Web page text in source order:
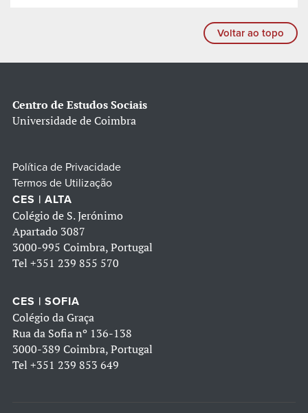
Voltar ao topo
Centro de Estudos Sociais
Universidade de Coimbra
Política de Privacidade
Termos de Utilização
CES | ALTA
Colégio de S. Jerónimo
Apartado 3087
3000-995 Coimbra, Portugal
Tel +351 239 855 570
CES | SOFIA
Colégio da Graça
Rua da Sofia nº 136-138
3000-389 Coimbra, Portugal
Tel +351 239 853 649